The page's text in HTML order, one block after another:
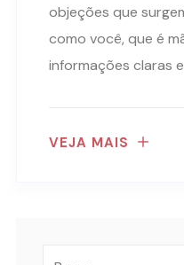
objeções que
como você, que é
informações claras
VEJA MAIS